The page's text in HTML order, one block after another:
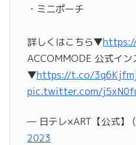
・ミニポーチ
詳しくはこちら▼
ACCOMMODE 公式イン
▼https://t.co/
pic.twitter.com/
— 日テレ×ART【公式】
2023